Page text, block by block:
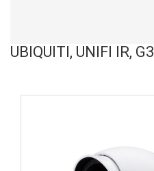
UBIQUITI, UNIFI IR, G3